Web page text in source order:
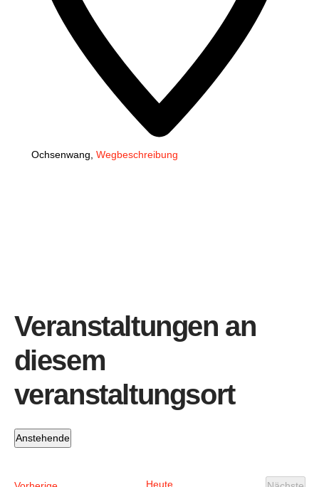
Ochsenwang, Wegbeschreibung
Veranstaltungen an
diesem
veranstaltungsort
Anstehende
Heute